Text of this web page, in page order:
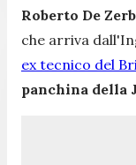
Roberto De
che arriva
ex tecnico del
panchina della